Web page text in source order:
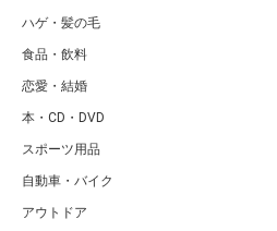
ハゲ・髪の毛
食品・飲料
恋愛・結婚
本・CD・DVD
スポーツ用品
自動車・バイク
アウトドア